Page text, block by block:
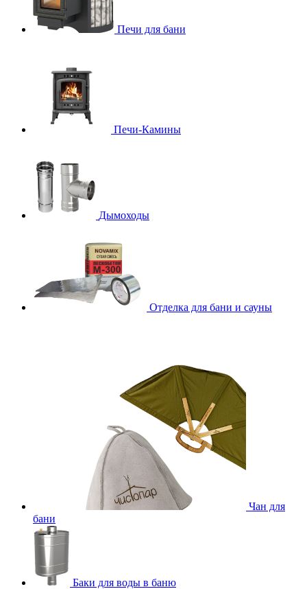
Печи для бани
Печи-Камины
Дымоходы
Отделка для бани и сауны
Чан для
бани
Баки для воды в баню